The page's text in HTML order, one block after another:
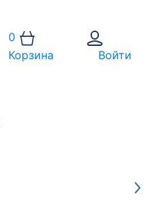
0
Корзина
Войти